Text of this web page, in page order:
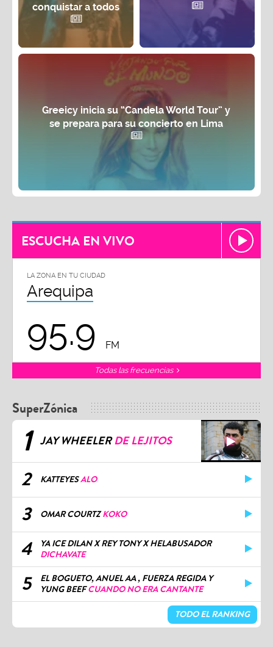
conquistar a todos
Greeicy inicia su “Candela World Tour” y
se prepara para su concierto en Lima
ESCUCHA EN VIVO
LA ZONA EN TU CIUDAD
Arequipa
95.9 FM
Todas las frecuencias
SuperZónica
1 JAY WHEELERDE LEJITOS
2 KATTEYESALO
3 OMAR COURTZKOKO
4
YA ICE DILAN X REY TONY X HELABUSADOR
DICHAVATE
5
EL BOGUETO, ANUEL AA , FUERZA REGIDA Y
YUNG BEEFCUANDO NO ERA CANTANTE
TODO EL RANKING